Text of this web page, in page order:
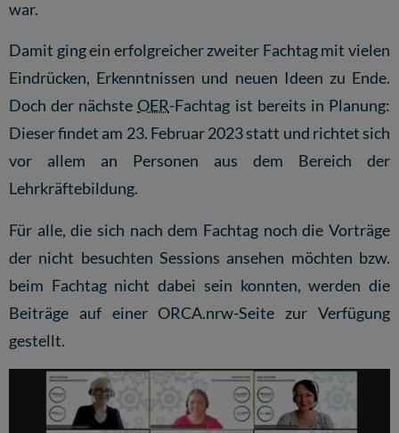
war.
Damit ging ein erfolgreicher zweiter Fachtag mit vielen
Eindrücken, Erkenntnissen und neuen Ideen zu Ende.
Doch der nächste OER-Fachtag ist bereits in Planung:
Dieser findet am 23. Februar 2023 statt und richtet sich
vor allem an Personen aus dem Bereich der
Lehrkräftebildung.
Für alle, die sich nach dem Fachtag noch die Vorträge
der nicht besuchten Sessions ansehen möchten bzw.
beim Fachtag nicht dabei sein konnten, werden die
Beiträge auf einer ORCA.nrw-Seite zur Verfügung
gestellt.